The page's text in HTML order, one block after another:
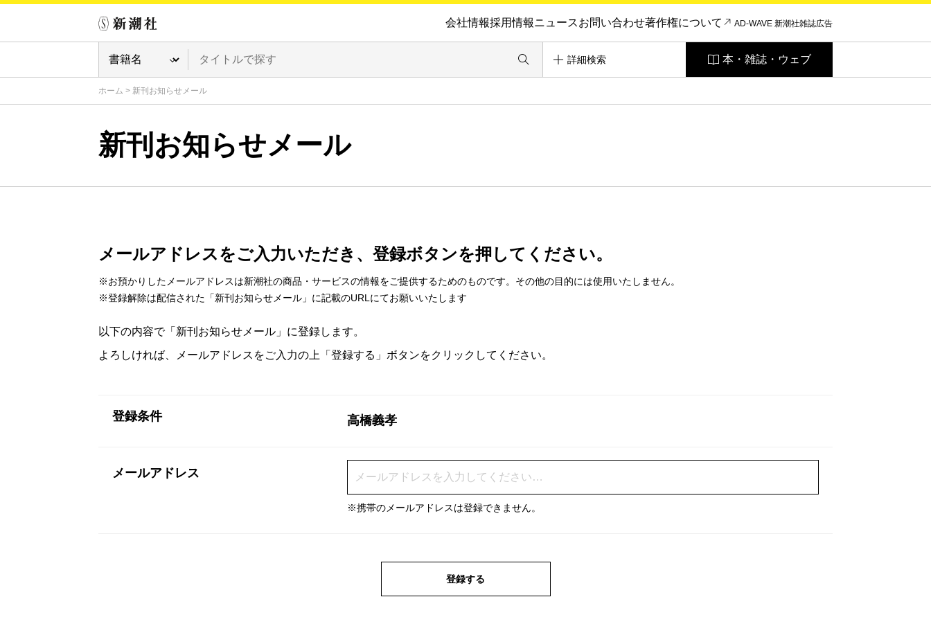
会社情報採用情報ニュースお問い合わせ著作権について AD-WAVE 新潮社雑誌広告
詳細検索 本・雑誌・ウェブ
ホーム > 新刊お知らせメール
新刊お知らせメール
メールアドレスをご入力いただき、登録ボタンを押してください。
※お預かりしたメールアドレスは新潮社の商品・サービスの情報をご提供するためのものです。その他の目的には使用いたしません。
※登録解除は配信された「新刊お知らせメール」に記載のURLにてお願いいたします
以下の内容で「新刊お知らせメール」に登録します。
よろしければ、メールアドレスをご入力の上「登録する」ボタンをクリックしてください。
登録条件 高橋義孝
メールアドレス
※携帯のメールアドレスは登録できません。
登録する